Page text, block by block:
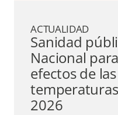
ACTUALIDAD
Sanidad
Nacional
efectos de
2026